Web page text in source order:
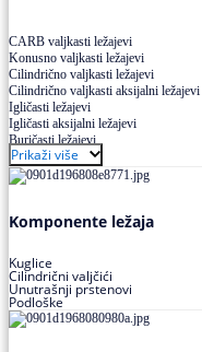
CARB valjkasti ležajevi
Konusno valjkasti ležajevi
Cilindrično valjkasti ležajevi
Cilindrično valjkasti aksijalni ležajevi
Igličasti ležajevi
Igličasti aksijalni ležajevi
Buričasti ležajevi
Buričasti zaptiveni ležajevi
Buričasti aksijalni ležajevi
Prikaži više
Komponente ležaja
Kuglice
Cilindrični valjčići
Unutrašnji prstenovi
Podloške